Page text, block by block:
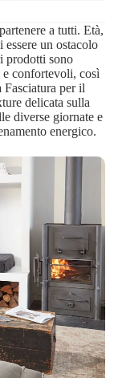
a tutti. Età,
un ostacolo
prodotti sono
e confortevoli, così
per il
delicata sulla
diverse giornate e
energico.